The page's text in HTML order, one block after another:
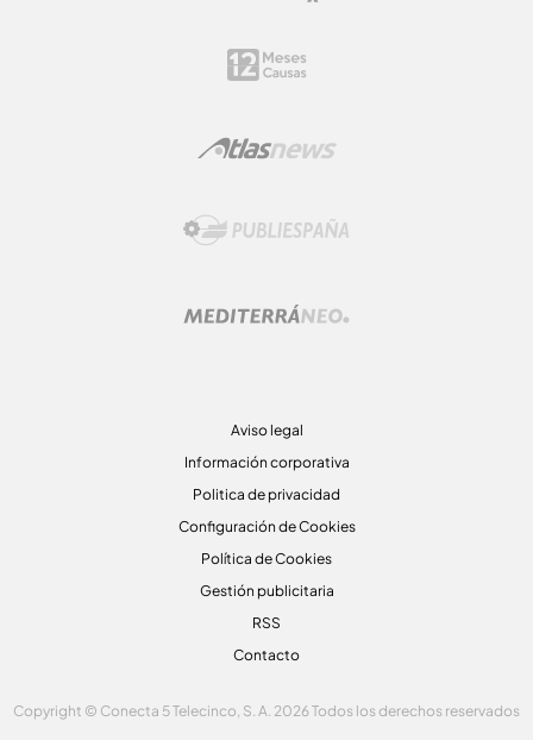
Aviso legal
Información corporativa
Politica de privacidad
Configuración de Cookies
Política de Cookies
Gestión publicitaria
RSS
Contacto
Copyright © Conecta 5 Telecinco, S. A. 2026 Todos los derechos reservados